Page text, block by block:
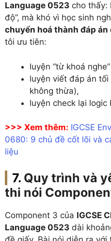
Language 0523 cho thấy:
độ”, mà khó vì học sinh
chuyển hoá thành đáp án
tôi ưu tiên:
luyện “từ khoá
luyện viết đáp án
không thừa),
luyện check lại logic
>>> Xem thêm: IGCSE
0680: 9 chủ đề cốt lõi và
liệu
Quy trình và
thi nói
Component 3 của IGCSE
Language 0523 dài